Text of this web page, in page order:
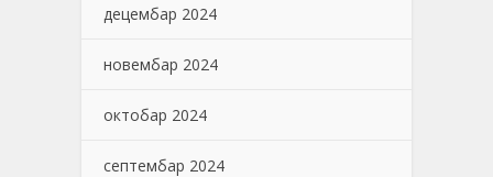
децембар 2024
новембар 2024
октобар 2024
септембар 2024